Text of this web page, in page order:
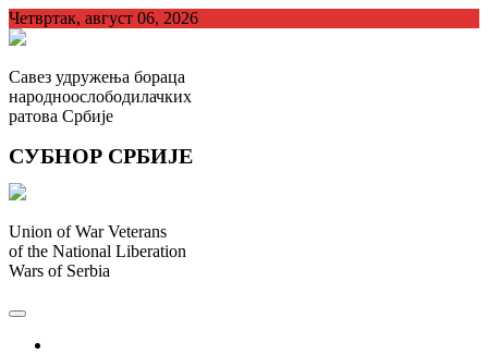
Skip
to
Четвртак, август 06, 2026
Савез удружења бораца
народноослободилачких
ратова Србије
СУБНОР СРБИЈЕ
Union of War Veterans
of the National Liberation
Wars of Serbia